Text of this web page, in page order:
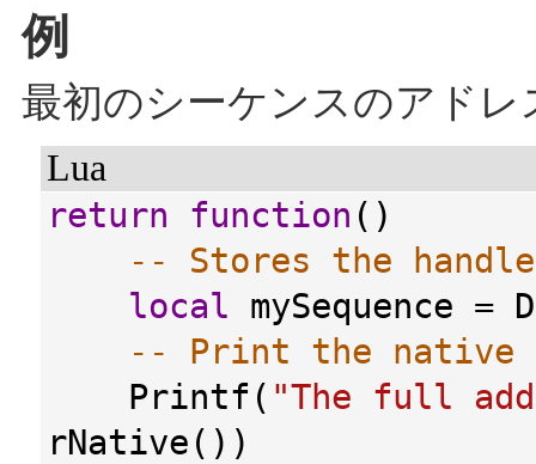
例
最初のシーケンスのアドレ
Lua
return function ()
-- Stores the
local mySequence =
-- Print the native
Printf ( "The full
rNative ())